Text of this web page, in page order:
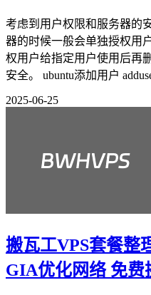
考虑到用户权限和服务器的
器的时候一般会单独授权用
权用户给指定用户使用后再
安全。 ubuntu添加用户
2025-06-25
搬瓦工VPS套餐整
GIA优化网络 免费